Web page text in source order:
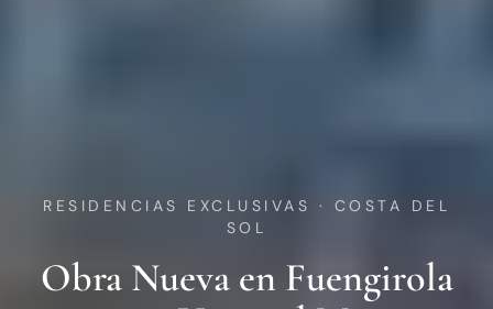
RESIDENCIAS EXCLUSIVAS · COSTA DEL
SOL
Obra Nueva en Fuengirola